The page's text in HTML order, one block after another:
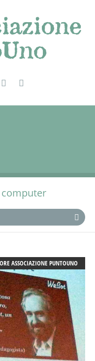
computer
ASSOCIAZIONE PUNTOUNO